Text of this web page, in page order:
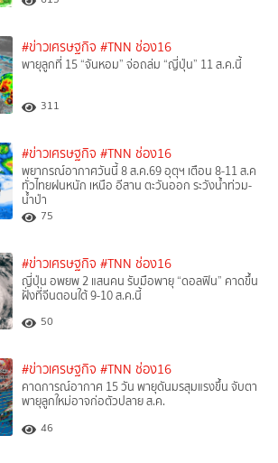
#ข่าวเศรษฐกิจ #TNN ช่อง16
พายุลูกที่ 15 “จันหอม” จ่อถล่ม “ญี่ปุ่น” 11 ส.ค.นี้
311
#ข่าวเศรษฐกิจ #TNN ช่อง16
พยากรณ์อากาศวันนี้ 8 ส.ค.69 อุตุฯ เตือน 8-11 ส.ค
ทั่วไทยฝนหนัก เหนือ อีสาน ตะวันออก ระวังน้ำท่วม-
น้ำป่า
75
#ข่าวเศรษฐกิจ #TNN ช่อง16
ญี่ปุ่น อพยพ 2 แสนคน รับมือพายุ “ดอลฟิน” คาดขึ้น
ฝั่งที่จีนตอนใต้ 9-10 ส.ค.นี้
50
#ข่าวเศรษฐกิจ #TNN ช่อง16
คาดการณ์อากาศ 15 วัน พายุดันมรสุมแรงขึ้น จับตา
พายุลูกใหม่อาจก่อตัวปลาย ส.ค.
46